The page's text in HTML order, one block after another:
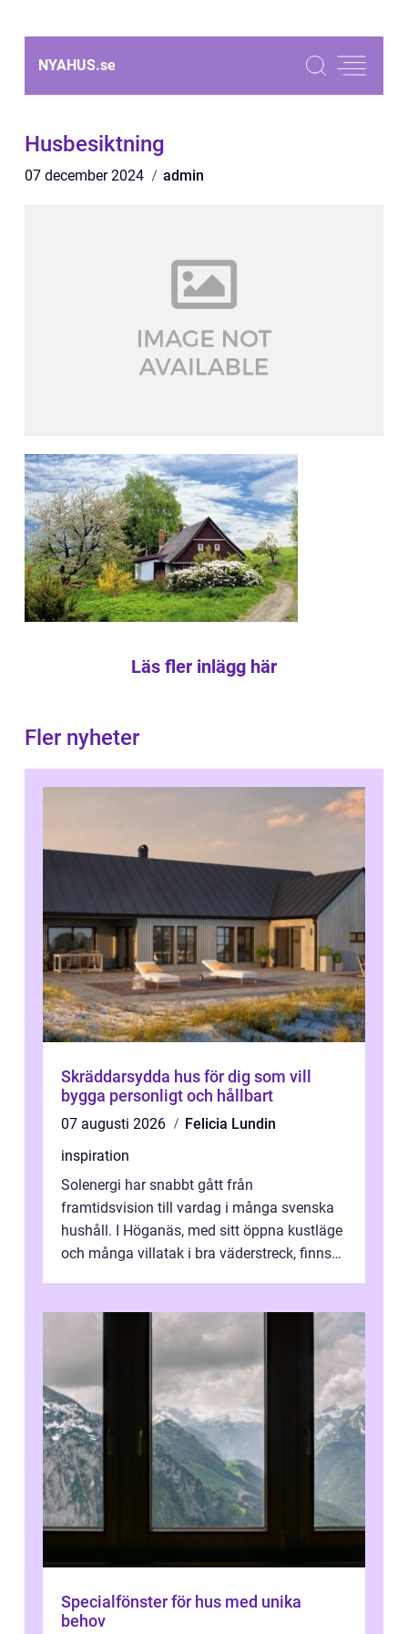
NYAHUS.se
Husbesiktning
07 december 2024 admin
Läs fler inlägg här
Fler nyheter
Skräddarsydda hus för dig som vill
bygga personligt och hållbart
07 augusti 2026
Felicia Lundin
inspiration
Solenergi har snabbt gått från
framtidsvision till vardag i många svenska
hushåll. I Höganäs, med sitt öppna kustläge
och många villatak i bra väderstreck, finns
Specialfönster för hus med unika
behov